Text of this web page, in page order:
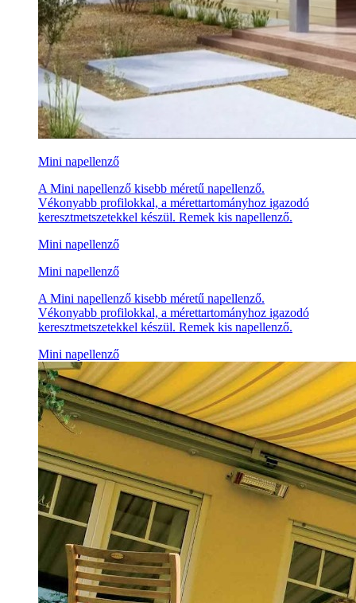
Mini napellenző
A Mini napellenző kisebb méretű napellenző.
Vékonyabb profilokkal, a mérettartományhoz igazodó
keresztmetszetekkel készül. Remek kis napellenző.
Mini napellenző
Mini napellenző
A Mini napellenző kisebb méretű napellenző.
Vékonyabb profilokkal, a mérettartományhoz igazodó
keresztmetszetekkel készül. Remek kis napellenző.
Mini napellenző